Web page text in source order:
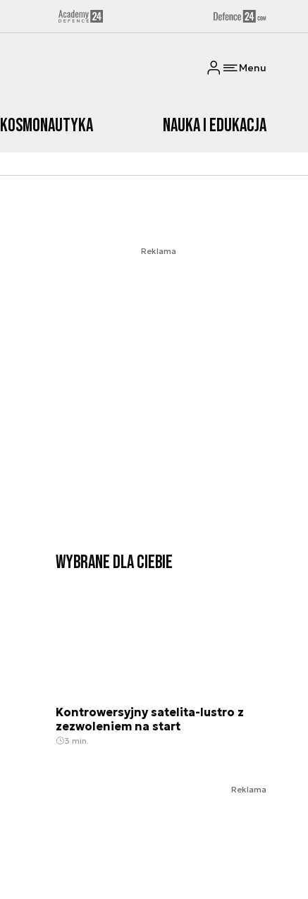
Menu
Kosmonautyka Nauka i edukacja
Reklama
Wybrane dla Ciebie
Kontrowersyjny satelita-lustro z
zezwoleniem na start
3 min.
Reklama